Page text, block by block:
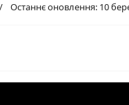
Останнє оновлення: 10